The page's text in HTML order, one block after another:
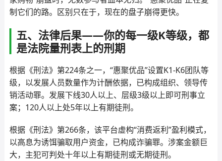
制它们的路。区别只在于，现在的盘子崩得更快。
五、法律后果——你的每一级K等级，都
是法院量刑表上的刑期
根据《刑法》第224条之一，“惠聚优品”设置K1-K6团队等
级，以发展人员数量作为计酬依据，已构成组织、领导传
销活动罪。发展下线30人以上、层级3级以上即可刑事立
案；120人以上处5年以上有期徒刑。
根据《刑法》第266条，该平台虚构“消费返利”盈利模式，
以高息为诱饵骗取用户资金，已构成诈骗罪。涉案金额巨
大，主犯可判处十年以上有期徒刑或无期徒刑。